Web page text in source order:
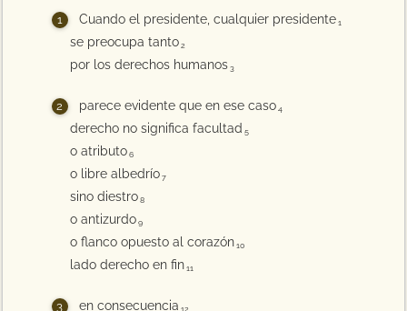
Cuando el presidente, cualquier presidente 1
se preocupa tanto 2
por los derechos humanos 3
parece evidente que en ese caso 4
derecho no significa facultad 5
o atributo 6
o libre albedrío 7
sino diestro 8
o antizurdo 9
o flanco opuesto al corazón 10
lado derecho en fin 11
en consecuencia 12